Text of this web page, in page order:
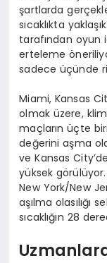
şartlarda
sıcaklıkta
tarafından oyun
erteleme
sadece üçünde
Miami, Kansas
olmak üzere,
maçların üçte
değerini aşma
ve Kansas
yüksek
New York/New
aşılma olasılığı
sıcaklığın 28